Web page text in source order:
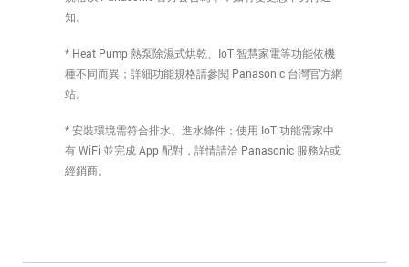
知。
* Heat Pump 熱泵除濕式烘乾、IoT 智慧家電等功能依機
種不同而異；詳細功能規格請參閱 Panasonic 台灣官方網
站。
* 安裝環境需符合排水、進水條件；使用 IoT 功能需家中
有 WiFi 並完成 App 配對，詳情請洽 Panasonic 服務站或
經銷商。